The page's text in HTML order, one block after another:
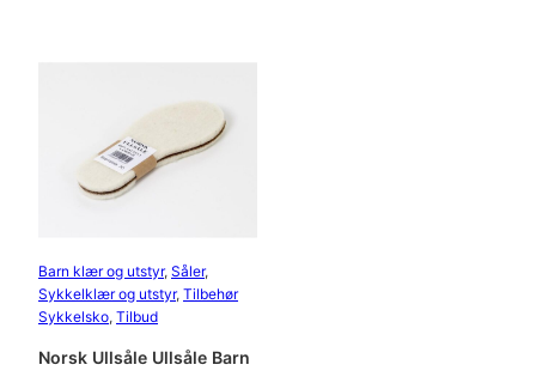
Barn klær og utstyr, Såler
Sykkelklær og utstyr, Tilbehør
Sykkelsko, Tilbud
Norsk Ullsåle Ullsåle Barn